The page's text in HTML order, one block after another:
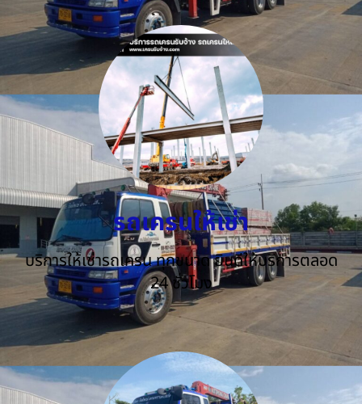
รถเครนให้เช่า
บริการให้เช่ารถเครน ทุกขนาด ยินดีให้บริการตลอด
24 ชั่วโมง